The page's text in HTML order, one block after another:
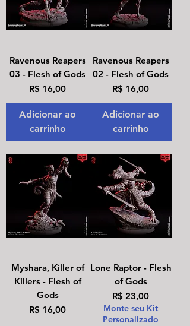
Ravenous Reapers
03 - Flesh of Gods
Preço
R$ 16,00
Adicionar ao
carrinho
Ravenous Reapers
02 - Flesh of Gods
Preço
R$ 16,00
Adicionar ao
carrinho
Myshara, Killer of
Killers - Flesh of
Gods
Preço
R$ 16,00
Lone Raptor - Flesh
of Gods
Preço
R$ 23,00
Monte seu Kit
Personalizado